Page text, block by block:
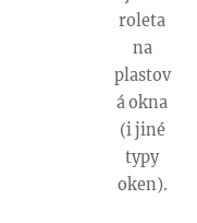
roleta
na
plastov
á okna
(i jiné
typy
oken).